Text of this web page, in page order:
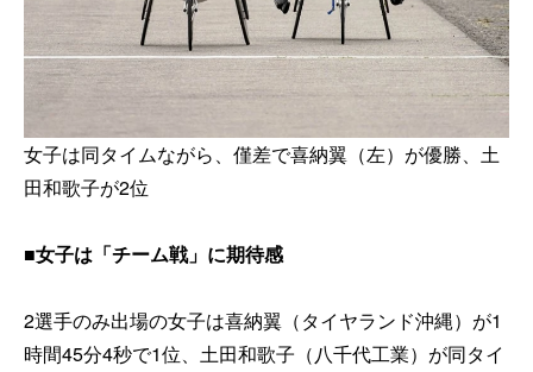
女子は同タイムながら、僅差で喜納翼（左）が優勝、土
田和歌子が2位
■女子は「チーム戦」に期待感
2選手のみ出場の女子は喜納翼（タイヤランド沖縄）が1
時間45分4秒で1位、土田和歌子（八千代工業）が同タイ